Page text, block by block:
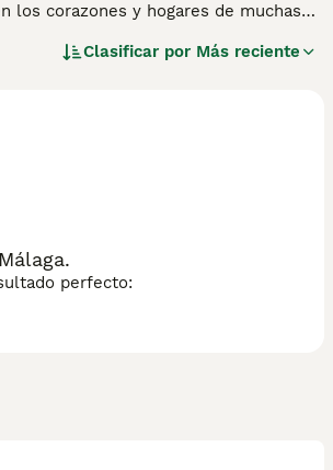
los corazones y hogares de muchas
ser muy relajados y tranquilos, lo
gato.
Clasificar por Más reciente
perfecto: